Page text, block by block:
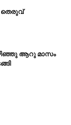
തെരുവ്
ആറു മാസം